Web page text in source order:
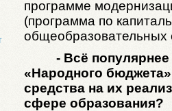
программе
(программа по
общеобразовательных
- Всё
«Народного
средства на их
сфере образования?